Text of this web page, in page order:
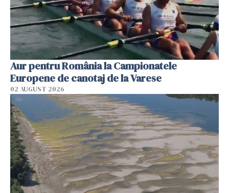
Aur pentru România la Campionatele
Europene de canotaj de la Varese
02 AUGUST 2026